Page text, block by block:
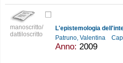
manoscritto/
dattiloscritto
L'epistemologia
Patruno, Valentina
Anno: 2009